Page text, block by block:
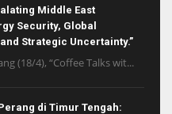
Middle East
Security, Global
Strategic Uncertainty.”
(18/4), “Coffee Talks wit...
di Timur Tengah: